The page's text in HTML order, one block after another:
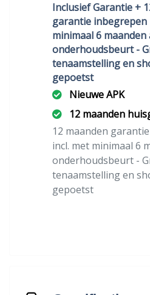
Inclusief Garantie +
garantie inbegrepen
minimaal 6 maanden
onderhoudsbeurt -
tenaamstelling en
gepoetst
Nieuwe APK
12 maanden
12 maanden
incl. met minimaal 6
onderhoudsbeurt -
tenaamstelling en
gepoetst